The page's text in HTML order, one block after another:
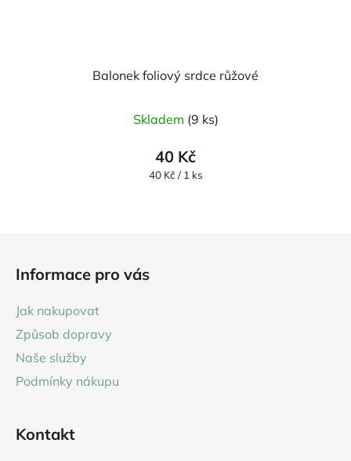
Balonek foliový srdce růžové
Skladem (9 ks)
40 Kč
Měrná
40 Kč / 1 ks
Informace pro vás
Jak nakupovat
Způsob dopravy
Naše služby
Podmínky nákupu
Kontakt